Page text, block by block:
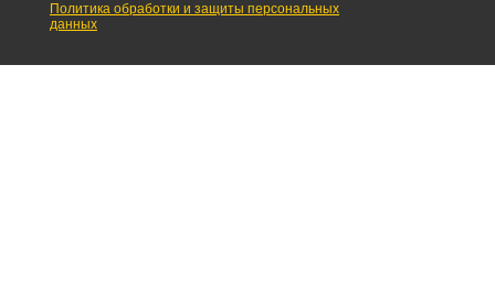
Политика обработки и защиты персональных
данных